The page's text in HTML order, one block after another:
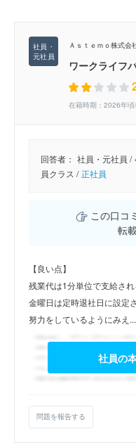
Ａｓｔｅｍｏ株式会
ワークライフ
在籍時期：2026年
回答者： 社員・元社員 /
員クラス / 正社員
この口コ
転
【良い点】
残業代は1分単位で支給さ
金曜日は定時退社日に設定
努力をしているようにみえ...
社員の
問題を報告する